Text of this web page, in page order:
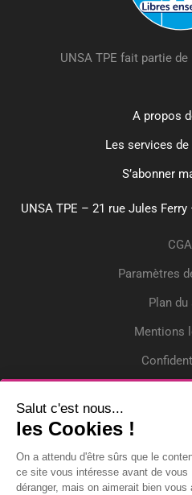
questions/réponses par mois !
Adresse Email*
UNSA TPE fait partie
A propos
Les services de
S’abonner
UNSA TPE – 21 rue Jules Ferry
CGA
Paramètres
Plan
Mentions
Salut c'est nous...
les Cookies !
On a attendu d'être sûrs que le
ce site vous intéresse avant de vous
déranger, mais on aimerait bien